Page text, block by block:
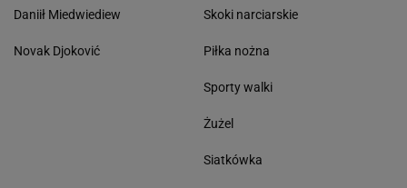
Daniił Miedwiediew
Novak Djoković
Skoki narciarskie
Piłka nożna
Sporty walki
Żużel
Siatkówka